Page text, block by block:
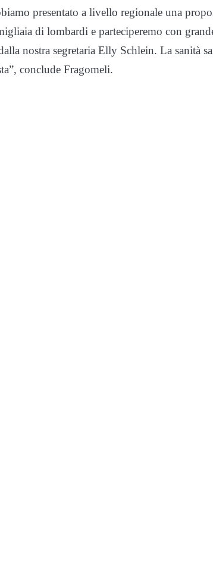
presentato a livello regionale una
di lombardi e parteciperemo con
nostra segretaria Elly Schlein. La sanità
conclude Fragomeli.